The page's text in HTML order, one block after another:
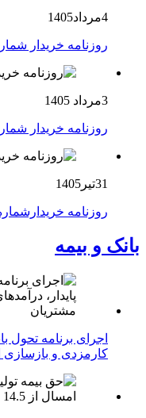
4مرداد1405
روزنامه خریدار شماره
3مرداد 1405
روزنامه خریدار شماره
31تیر1405
روزنامه
بانک و بیمه
اجرای برنامه تحول
کارمزدی و بازسازی